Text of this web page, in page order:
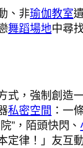
、非瑜伽教室
舞蹈場地中尋
式，強制創造
私密空間 ：一
”，陌頭快閃、
定律！」友互